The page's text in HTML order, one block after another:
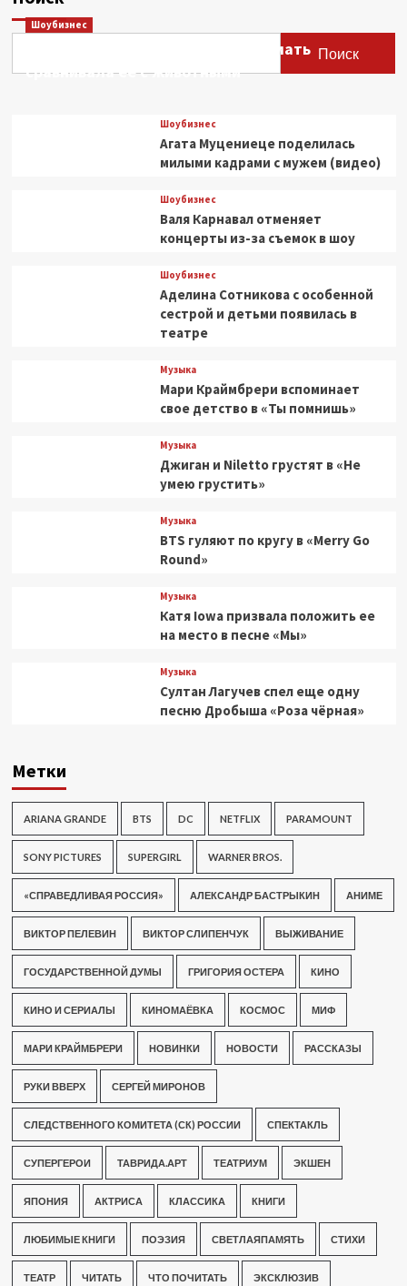
Поиск
Шоубизнес
Этери Тутберидзе заявила, что мать
сравнивала ее с животными
Шоубизнес
Агата Муцениеце поделилась
милыми кадрами с мужем (видео)
Шоубизнес
Валя Карнавал отменяет
концерты из-за съемок в шоу
Шоубизнес
Аделина Сотникова с особенной
сестрой и детьми появилась в
театре
Музыка
Мари Краймбрери вспоминает
свое детство в «Ты помнишь»
Музыка
Джиган и Niletto грустят в «Не
умею грустить»
Музыка
BTS гуляют по кругу в «Merry Go
Round»
Музыка
Катя Iowa призвала положить ее
на место в песне «Мы»
Музыка
Султан Лагучев спел еще одну
песню Дробыша «Роза чёрная»
Метки
ARIANA GRANDE BTS DC NETFLIX PARAMOUNT
SONY PICTURES SUPERGIRL WARNER BROS.
«СПРАВЕДЛИВАЯ РОССИЯ» АЛЕКСАНДР БАСТРЫКИН АНИМЕ
ВИКТОР ПЕЛЕВИН ВИКТОР СЛИПЕНЧУК ВЫЖИВАНИЕ
ГОСУДАРСТВЕННОЙ ДУМЫ ГРИГОРИЯ ОСТЕРА КИНО
КИНО И СЕРИАЛЫ КИНОМАЁВКА КОСМОС МИФ
МАРИ КРАЙМБРЕРИ НОВИНКИ НОВОСТИ РАССКАЗЫ
РУКИ ВВЕРХ СЕРГЕЙ МИРОНОВ
СЛЕДСТВЕННОГО КОМИТЕТА (СК) РОССИИ СПЕКТАКЛЬ
СУПЕРГЕРОИ ТАВРИДА.АРТ ТЕАТРИУМ ЭКШЕН
ЯПОНИЯ АКТРИСА КЛАССИКА КНИГИ
ЛЮБИМЫЕ КНИГИ ПОЭЗИЯ СВЕТЛАЯПАМЯТЬ СТИХИ
ТЕАТР ЧИТАТЬ ЧТО ПОЧИТАТЬ ЭКСКЛЮЗИВ